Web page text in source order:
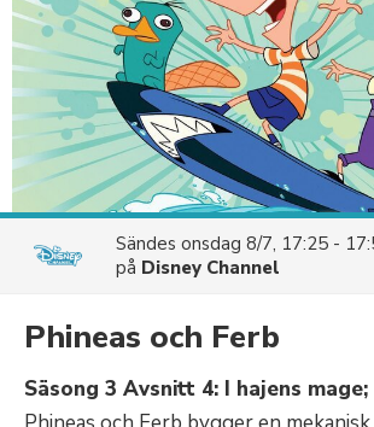
Sändes onsdag 8/7, 17:25 -
på Disney Channel
Phineas och Ferb
Säsong 3 Avsnitt 4: I hajens